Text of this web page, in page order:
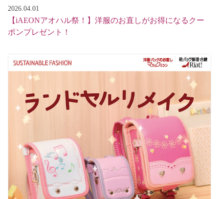
2026.04.01
【iAEONアオハル祭！】洋服のお直しがお得になるクー
ポンプレゼント！